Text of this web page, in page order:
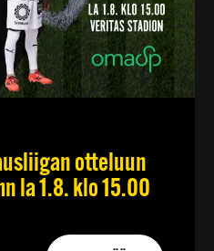
otteluun
la 1.8. klo 15.00